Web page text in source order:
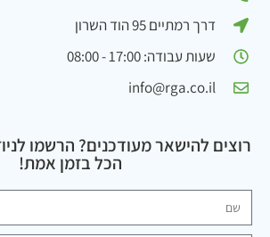
דרך רמתיים 95 הוד השרון
שעות עבודה: 17:00 - 08:00
info@rga.co.il
רוצים להישאר מעודכנים? הרשמו
הכל בזמן אמת!